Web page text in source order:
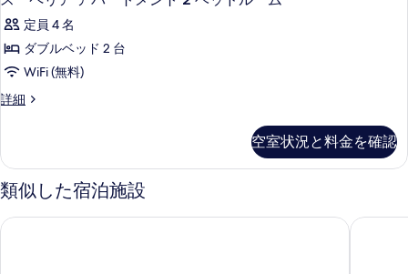
示
す
る
ト
2
ベ
ッ
ー
ム
ハ
ト
メ
ト
2
ベ
ル
ム
ー
ー
ペ
リ
ア
ー
ト
メ
ン
定員 4 名
ダブルベッド 2 台
WiFi (無料)
詳細
ス
ア
ア
パ
ト
空室状況と料金を確認
類似した宿泊施設
ネスト ジェラルトン ナイト